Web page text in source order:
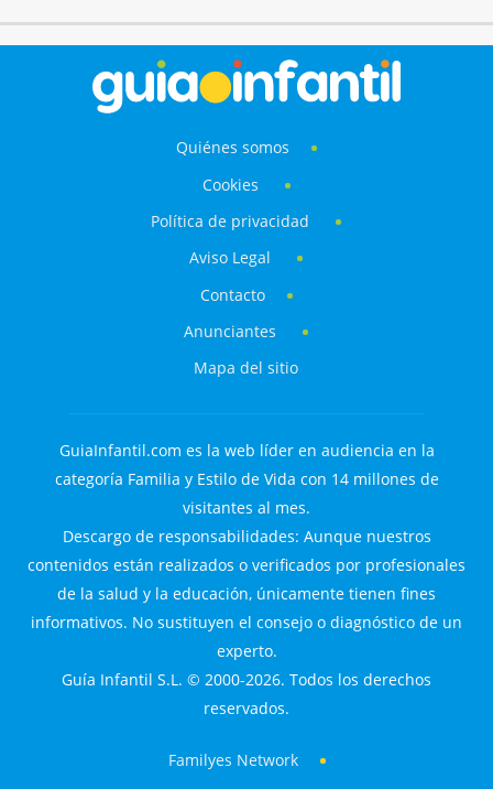
Quiénes somos
Cookies
Política de privacidad
Aviso Legal
Contacto
Anunciantes
Mapa del sitio
GuiaInfantil.com es la web líder en audiencia en la
categoría Familia y Estilo de Vida con 14 millones de
visitantes al mes.
Descargo de responsabilidades: Aunque nuestros
contenidos están realizados o verificados por profesionales
de la salud y la educación, únicamente tienen fines
informativos. No sustituyen el consejo o diagnóstico de un
experto.
Guía Infantil S.L. © 2000-2026. Todos los derechos
reservados.
Familyes Network